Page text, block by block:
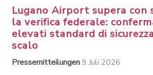
Lugano Airport supera con
la verifica federale:
elevati standard di
scalo
Pressemitteilungen9 Juli 2026